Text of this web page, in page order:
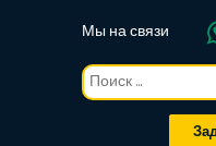
Мы на связи